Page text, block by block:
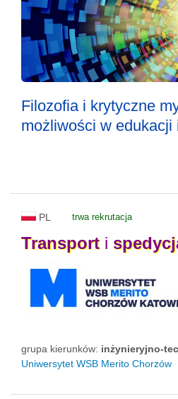
Filozofia i krytyczne
możliwości w edukacji
PL trwa rekrutacja
Transporti
grupa kierunków: inżynieryjno-
Uniwersytet WSB Merito Chorzów